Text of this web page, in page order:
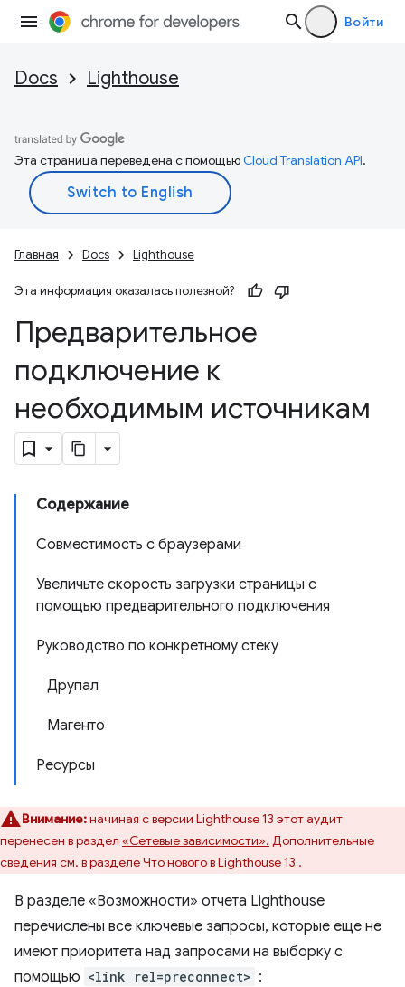
Войти
Docs Lighthouse
Эта страница переведена с помощьюCloud Translation API.
Главная Docs Lighthouse
Эта информация оказалась полезной?
Предварительное
подключение к
необходимым источникам
Содержание
Совместимость с браузерами
Увеличьте скорость загрузки страницы с
помощью предварительного подключения
Руководство по конкретному стеку
Друпал
Магенто
Ресурсы
Внимание:начиная с версии Lighthouse 13 этот аудит
перенесен в раздел «Сетевые зависимости». Дополнительные
сведения см. в разделеЧто нового в Lighthouse 13 .
В разделе «Возможности» отчета Lighthouse
перечислены все ключевые запросы, которые еще не
имеют приоритета над запросами на выборку с
помощью <link rel=preconnect> :